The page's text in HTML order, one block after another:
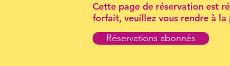
Cette page de réservation est
forfait, veuillez vous rendre à la
Réservations abonnés